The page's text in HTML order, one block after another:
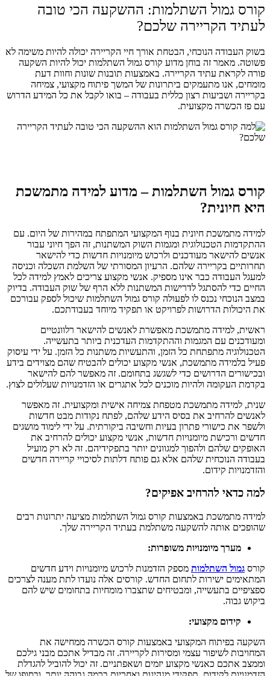
קורס גמול השתלמות: ההשקעה הכי טובה
לעתיד הקריירה שלכם?
בשוק העבודה הנוכחי, הבטחת אורך חיי הקריירה יכולה להיות משימה לא
פשוטה. מאמר זה בוחן מדוע קורס גמול השתלמות יכול להיות השקעה
פורה לקראת עתיד הקריירה. באמצעות תובנות שונות וחוות דעת
מומחים, אנו מתעמקים ביתרונות של המשך פיתוח מקצועי, צמיחה
בקריירה ושביעות רצון כללית בעבודה – בואו לקבל את כל המידע הדרוש
עם פז הכשרה מקצועית.
קורס גמול השתלמות – מדוע למידה מתמשכת
היא חיונית?
למידה מתמשכת חיונית בנוף המקצועי המתפתח במהירות של היום. עם
ההתקדמות הטכנולוגית ומגמות השוק המשתנות, זה הפך חיוני עבור
אנשים להישאר מעודכנים ולרכוש מיומנויות חדשות כדי להישאר
תחרותיים בקריירה שלהם. הרעיון המסורתי של השלמת השכלה וכניסה
למעגל העבודה כבר אינו מספיק. אנשי מקצוע צריכים לאמץ למידה לכל
החיים כדי להסתגל לדרישות המשתנות ללא הרף של שוק העבודה. בדיוק
במצב הנוכחי נכנס לו לפעולה קורס גמול השתלמות שיכול לספק עבורכם
את היכולות הדרושות לפרויקט או תפקיד מיוחד בעבודתכם.
ראשית, למידה מתמשכת מאפשרת לאנשים להישאר רלוונטיים
ומעודכנים עם המגמות וההתקדמות העדכנית ביותר בתעשייה.
הטכנולוגיה מתפתחת כל הזמן, והתעשיות משתנות כל הזמן. על ידי עיסוק
פעיל בלמידה מתמשכת, אנשי מקצוע יכולים להבטיח שהם מצוידים בידע
ובכישורים הדרושים כדי לשגשג בתחומם. זה מאפשר להם להישאר
בקדמת העקומה ולהיות מוכנים לכל אתגרים או הזדמנויות שעלולים לצוץ.
שנית, למידה מתמשכת מטפחת צמיחה אישית ומקצועית. זה מאפשר
לאנשים להרחיב את בסיס הידע שלהם, לפתח נקודות מבט חדשות
ולשפר את כישורי פתרון בעיות וחשיבה ביקורתית. על ידי לימוד מושגים
חדשים ורכישת מיומנויות חדשות, אנשי מקצוע יכולים להרחיב את
האופקים שלהם ולהפוך למגוונים יותר בתפקידיהם. זה לא רק מועיל
בעבודה הנוכחית שלהם אלא גם פותח דלתות לסיכויי קריירה חדשים
והזדמנויות קידום.
למה כדאי להרחיב אפיקים?
למידה מתמשכת באמצעות קורס גמול השתלמות מציעה יתרונות רבים
שהופכים אותה להשקעה משתלמת בעתיד הקריירה שלך.
מערך מיומנויות משופרות:
קורס גמול השתלמותמספק הזדמנות לרכוש מיומנויות וידע חדשים
המתאימים ישירות לתחום החדש. קורסים אלה נועדו לתת מענה לצרכים
ספציפיים בתעשייה, ומבטיחים שתצברו מומחיות בתחומים שיש להם
ביקוש גבוה.
קידום מקצועי:
השקעה בפיתוח המקצועי באמצעות קורס הכשרה ממחישה את
המחויבות לשיפור עצמי ומסירות לקריירה. זה מבדיל אתכם מבני גילכם
וממצב אתכם כאנשי מקצוע יזמים ושאפתניים. זה יכול להוביל להגדלת